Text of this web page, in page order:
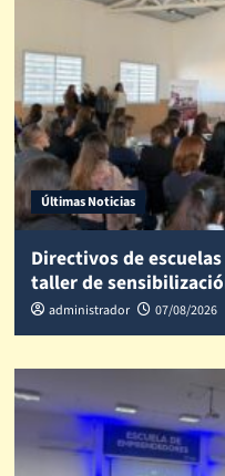
Últimas Noticias
Directivos de
taller de
administrador 07/08/2026